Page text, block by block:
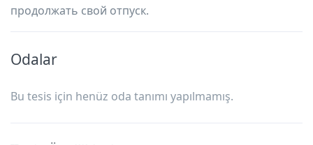
продолжать свой отпуск.
Odalar
Bu tesis için henüz oda tanımı yapılmamış.